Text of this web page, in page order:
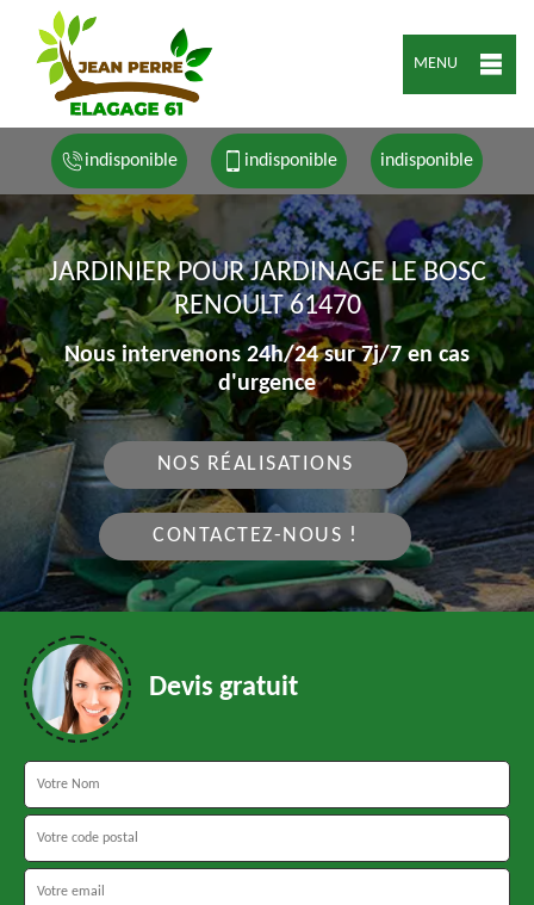
MENU
indisponible indisponible indisponible
JARDINIER POUR JARDINAGE LE BOSC
RENOULT 61470
Nous intervenons 24h/24 sur 7j/7 en cas
d'urgence
NOS RÉALISATIONS
CONTACTEZ-NOUS !
Devis gratuit